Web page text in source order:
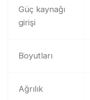
Güç kaynağı
girişi
Boyutları
Ağrılık